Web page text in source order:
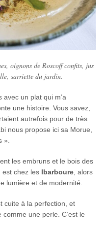
oignons de Roscoff confits, jus
sarriette du jardin.
un plat qui m’a
une histoire. Vous savez,
autrefois pour de très
nous propose ici sa Morue,
».
les embruns et le bois des
est chez les Ibarboure, alors
lumière et de modernité.
cuite à la perfection, et
une perle. C’est le